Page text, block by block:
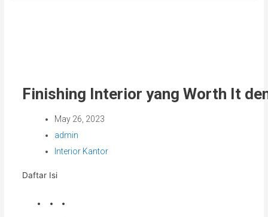
Finishing Interior yang Worth It
May 26, 2023
admin
Interior Kantor
Daftar Isi